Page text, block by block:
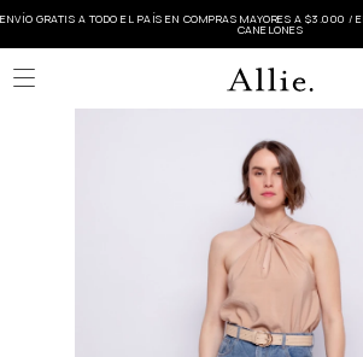
ENVÍO GRATIS A TODO EL PAÍS EN COMPRAS MAYORES A $3.000 /
CANELONES
